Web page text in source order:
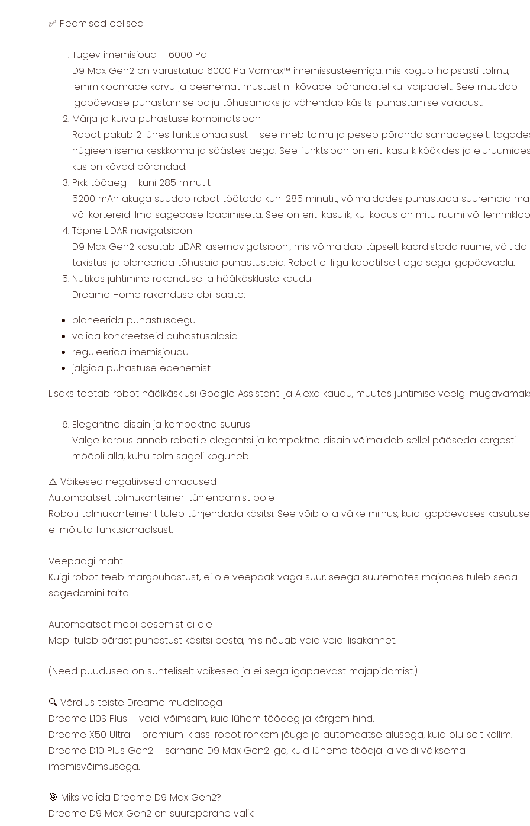
✅ Peamised eelised
Tugev imemisjõud – 6000 Pa
D9 Max Gen2 on varustatud 6000 Pa Vormax™ imemissüsteemiga, mis kogub hõlpsasti tolmu,
lemmikloomade karvu ja peenemat mustust nii kõvadel põrandatel kui vaipadelt. See muudab
igapäevase puhastamise palju tõhusamaks ja vähendab käsitsi puhastamise vajadust.
Märja ja kuiva puhastuse kombinatsioon
Robot pakub 2-ühes funktsionaalsust – see imeb tolmu ja peseb põranda samaaegselt,
hügieenilisema keskkonna ja säästes aega. See funktsioon on eriti kasulik köökides ja
kus on kõvad põrandad.
Pikk tööaeg – kuni 285 minutit
5200 mAh akuga suudab robot töötada kuni 285 minutit, võimaldades puhastada suuremaid
või kortereid ilma sagedase laadimiseta. See on eriti kasulik, kui kodus on mitu ruumi või
Täpne LiDAR navigatsioon
D9 Max Gen2 kasutab LiDAR lasernavigatsiooni, mis võimaldab täpselt kaardistada ruume, vältida
takistusi ja planeerida tõhusaid puhastusteid. Robot ei liigu kaootiliselt ega sega igapäevaelu.
Nutikas juhtimine rakenduse ja häälkäskluste kaudu
Dreame Home rakenduse abil saate:
planeerida puhastusaegu
valida konkreetseid puhastusalasid
reguleerida imemisjõudu
jälgida puhastuse edenemist
Lisaks toetab robot häälkäsklusi Google Assistanti ja Alexa kaudu, muutes juhtimise veelgi
Elegantne disain ja kompaktne suurus
Valge korpus annab robotile elegantsi ja kompaktne disain võimaldab sellel pääseda kergesti
mööbli alla, kuhu tolm sageli koguneb.
⚠️ Väikesed negatiivsed omadused
Automaatset tolmukonteineri tühjendamist pole
Roboti tolmukonteinerit tuleb tühjendada käsitsi. See võib olla väike miinus, kuid igapäevases
ei mõjuta funktsionaalsust.
Veepaagi maht
Kuigi robot teeb märgpuhastust, ei ole veepaak väga suur, seega suuremates majades tuleb seda
sagedamini täita.
Automaatset mopi pesemist ei ole
Mopi tuleb pärast puhastust käsitsi pesta, mis nõuab vaid veidi lisakannet.
(Need puudused on suhteliselt väikesed ja ei sega igapäevast majapidamist.)
🔍 Võrdlus teiste Dreame mudelitega
Dreame L10S Plus – veidi võimsam, kuid lühem tööaeg ja kõrgem hind.
Dreame X50 Ultra – premium-klassi robot rohkem jõuga ja automaatse alusega, kuid oluliselt kallim.
Dreame D10 Plus Gen2 – sarnane D9 Max Gen2-ga, kuid lühema tööaja ja veidi väiksema
imemisvõimsusega.
🎯 Miks valida Dreame D9 Max Gen2?
Dreame D9 Max Gen2 on suurepärane valik: